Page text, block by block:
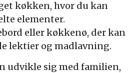
køkken, hvor du kan
elementer.
eller køkkenø, der kan
lektier og madlavning.
udvikle sig med familien,